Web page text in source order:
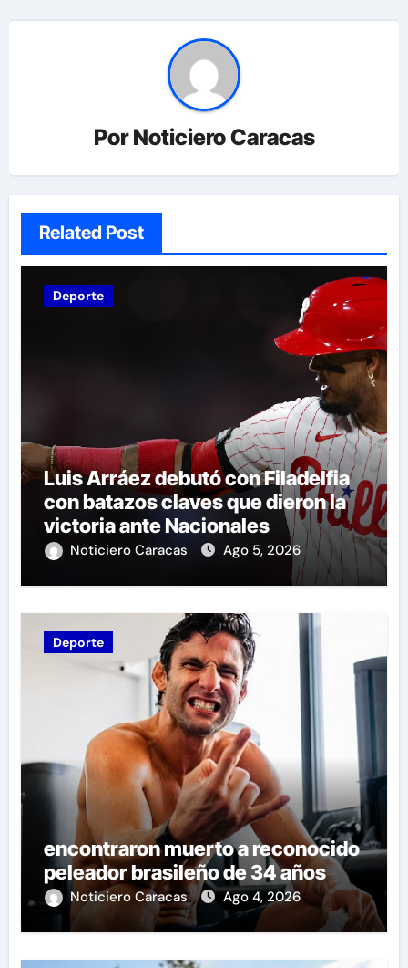
PorNoticiero Caracas
Related Post
Deporte
Luis Arráez debutó con Filadelfia
con batazos claves que dieron la
victoria ante Nacionales
Noticiero Caracas Ago 5, 2026
Deporte
encontraron muerto a reconocido
peleador brasileño de 34 años
Noticiero Caracas Ago 4, 2026